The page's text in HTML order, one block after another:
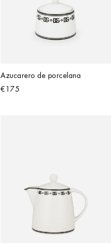
Azucarero de porcelana
€175